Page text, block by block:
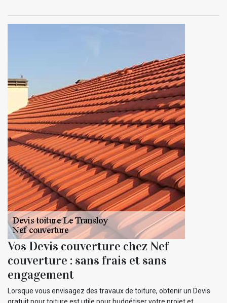
Vos Devis couverture chez Nef
couverture : sans frais et sans
engagement
Lorsque vous envisagez des travaux de toiture, obtenir un Devis